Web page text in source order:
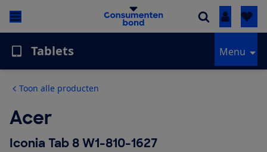
Inloggen
Tablets Menu
Toon alle producten
Acer
Iconia Tab 8 W1-810-1627